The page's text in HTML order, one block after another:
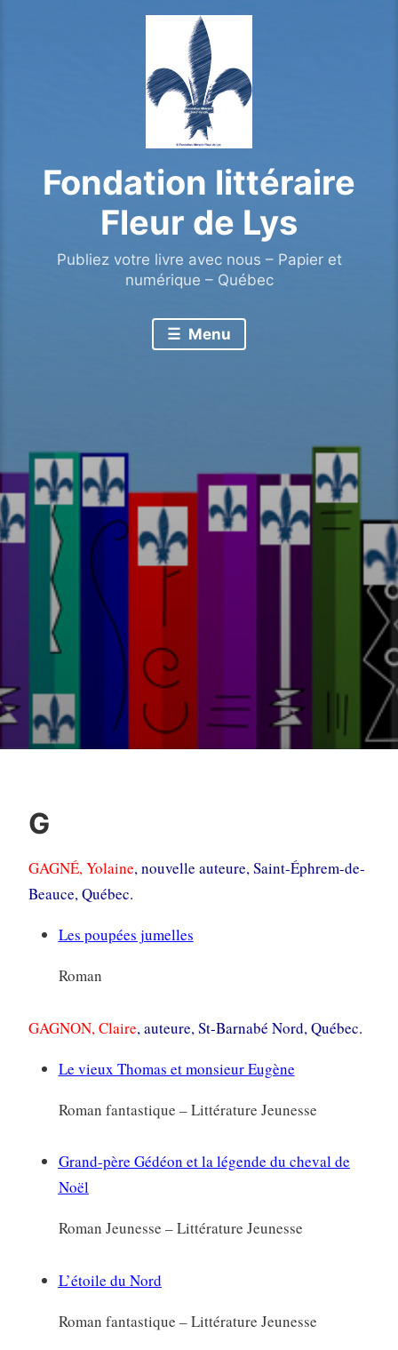
Fondation littéraire
Fleur de Lys
Publiez votre livre avec nous – Papier et
numérique – Québec
Menu
G
GAGNÉ, Yolaine, nouvelle auteure, Saint-Éphrem-de-
Beauce, Québec.
Les poupées jumelles
Roman
GAGNON, Claire, auteure, St-Barnabé Nord, Québec.
Le vieux Thomas et monsieur Eugène
Roman fantastique – Littérature Jeunesse
Grand-père Gédéon et la légende du cheval de
Noël
Roman Jeunesse – Littérature Jeunesse
L’étoile du Nord
Roman fantastique – Littérature Jeunesse